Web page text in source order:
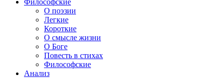
Философские
О поэзии
Легкие
Короткие
О смысле жизни
О Боге
Повесть в стихах
Философские
Анализ